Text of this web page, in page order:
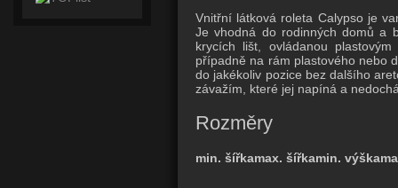
Vnitřní látková roleta Calypso je
Je vhodná do rodinných domů a
krycích lišt, ovládanou
případně na rám plastového nebo
do jakékoliv pozice bez dalšího
závažím, které jej napíná a
Rozměry
min. šířkamax. šířkamin. výška